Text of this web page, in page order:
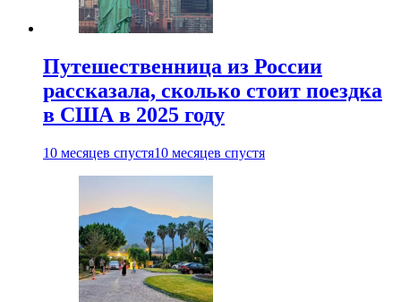
Путешественница из России
рассказала, сколько стоит поездка
в США в 2025 году
10 месяцев спустя10 месяцев спустя